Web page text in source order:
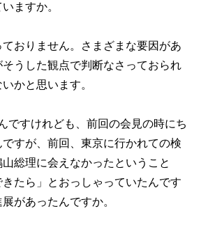
ますか。
おりません。さまざまな要因があ
うした観点で判断なさっておられ
かと思います。
ですけれども、前回の会見の時にち
ですが、前回、東京に行かれての検
総理に会えなかったということ
たら」とおっしゃっていたんです
があったんですか。